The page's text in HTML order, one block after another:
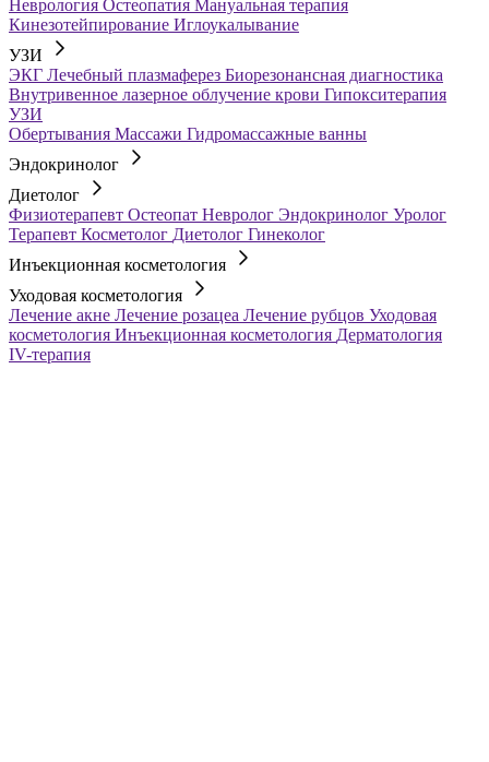
Неврология Остеопатия Мануальная терапия
Кинезотейпирование Иглоукалывание
УЗИ
ЭКГ Лечебный плазмаферез Биорезонансная диагностика
Внутривенное лазерное облучение крови Гипокситерапия
УЗИ
Обертывания Массажи Гидромассажные ванны
Эндокринолог
Диетолог
Физиотерапевт Остеопат Невролог Эндокринолог Уролог
Терапевт Косметолог Диетолог Гинеколог
Инъекционная косметология
Уходовая косметология
Лечение акне Лечение розацеа Лечение рубцов Уходовая
косметология Инъекционная косметология Дерматология
IV-терапия